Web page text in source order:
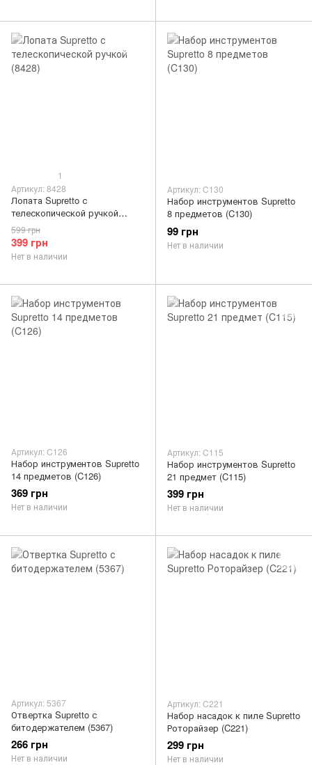
1
Артикул: 8428
Лопата Supretto с
телескопической ручкой
(8428)
399 грн
599 грн
Нет в наличии
Артикул: C130
Набор инструментов Supretto
8 предметов (C130)
99 грн
Нет в наличии
Артикул: C126
Набор инструментов Supretto
14 предметов (C126)
369 грн
Нет в наличии
Артикул: C115
Набор инструментов Supretto
21 предмет (C115)
399 грн
Нет в наличии
Артикул: 5367
Отвертка Supretto с
битодержателем (5367)
266 грн
Нет в наличии
Артикул: C221
Набор насадок к пиле Supretto
Роторайзер (C221)
299 грн
Нет в наличии